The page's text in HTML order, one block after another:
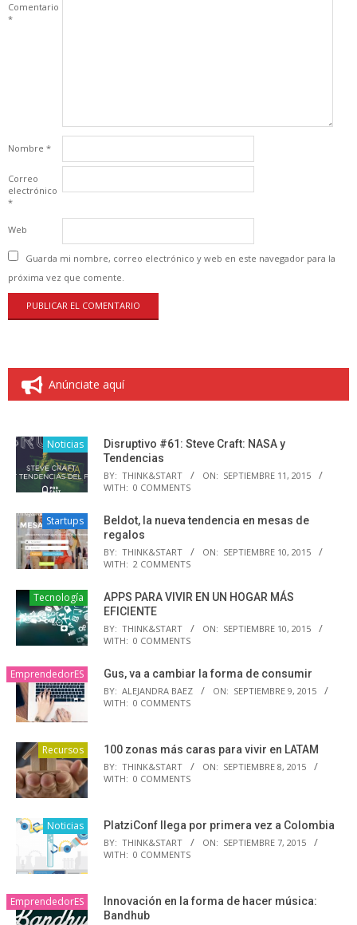
Comentario
*
Nombre *
Correo
electrónico
*
Web
Guarda mi nombre, correo electrónico y web en este navegador para la
próxima vez que comente.
Anúnciate aquí
Noticias
Disruptivo #61: Steve Craft: NASA y
Tendencias
BY: THINK&START ON: SEPTIEMBRE 11, 2015
WITH: 0 COMMENTS
Startups
Beldot, la nueva tendencia en mesas de
regalos
BY: THINK&START ON: SEPTIEMBRE 10, 2015
WITH: 2 COMMENTS
Tecnología
APPS PARA VIVIR EN UN HOGAR MÁS
EFICIENTE
BY: THINK&START ON: SEPTIEMBRE 10, 2015
WITH: 0 COMMENTS
EmprendedorES Gus, va a cambiar la forma de consumir
BY: ALEJANDRA BAEZ ON: SEPTIEMBRE 9, 2015
WITH: 0 COMMENTS
Recursos 100 zonas más caras para vivir en LATAM
BY: THINK&START ON: SEPTIEMBRE 8, 2015
WITH: 0 COMMENTS
Noticias PlatziConf llega por primera vez a Colombia
BY: THINK&START ON: SEPTIEMBRE 7, 2015
WITH: 0 COMMENTS
EmprendedorES
Innovación en la forma de hacer música:
Bandhub